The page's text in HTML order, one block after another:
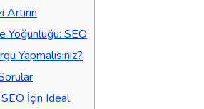
Artırın
Yoğunluğu: SEO
Yapmalısınız?
İçin Ideal